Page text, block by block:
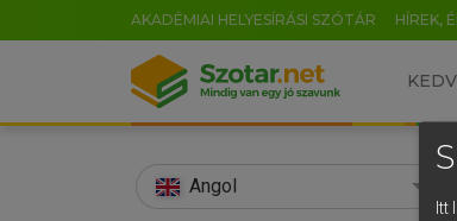
AKADÉMIAI HELYESÍRÁSI SZÓTÁR HÍREK,
Angol
Itt